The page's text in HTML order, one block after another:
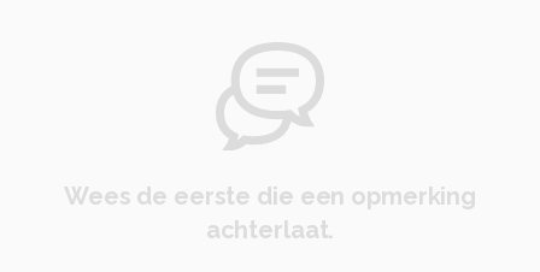
Wees de eerste die een opmerking
achterlaat.